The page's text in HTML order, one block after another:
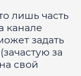
лишь часть
канале
задать
за
свой